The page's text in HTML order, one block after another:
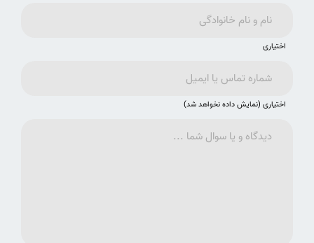
اختیاری
اختیاری (نمایش داده نخواهد شد)